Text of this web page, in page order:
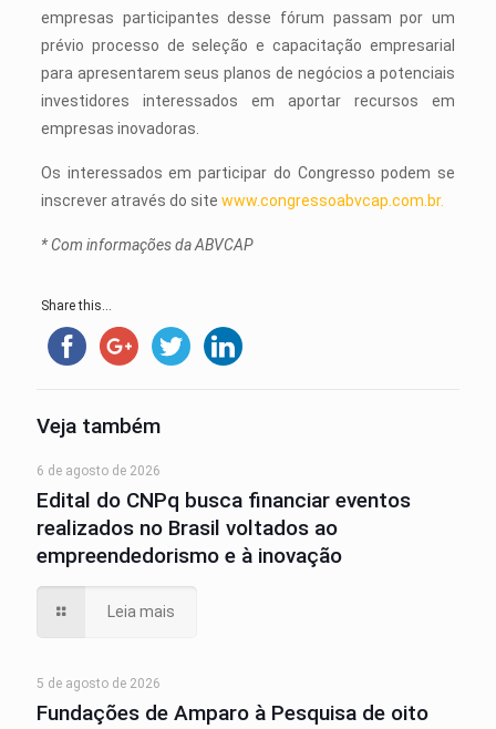
empresas participantes desse fórum passam por um
prévio processo de seleção e capacitação empresarial
para apresentarem seus planos de negócios a potenciais
investidores interessados em aportar recursos em
empresas inovadoras.
Os interessados em participar do Congresso podem se
inscrever através do site www.congressoabvcap.com.br.
* Com informações da ABVCAP
Share this...
Veja também
6 de agosto de 2026
Edital do CNPq busca financiar eventos
realizados no Brasil voltados ao
empreendedorismo e à inovação
Leia mais
5 de agosto de 2026
Fundações de Amparo à Pesquisa de oito